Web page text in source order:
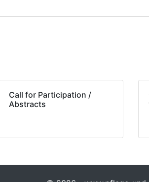
Call for Participation /
Abstracts